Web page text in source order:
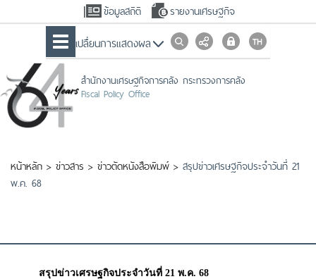
ข้อมูลสถิติ รายงานเศรษฐกิจ
เปลื่ยนการแสดงผล
สำนักงานเศรษฐกิจการคลัง กระทรวงการคลัง
Fiscal Policy Office
หน้าหลัก > ข่าวสาร > ข่าวตัดหนังสือพิมพ์ > สรุปข่าวเศรษฐกิจประจำวันที่ 21
พ.ค. 68
สรุปข่าวเศรษฐกิจประจำวันที่ 21 พ.ค. 68